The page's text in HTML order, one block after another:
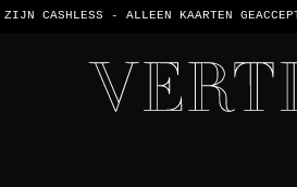
ZIJN CASHLESS - ALLEEN KAARTEN